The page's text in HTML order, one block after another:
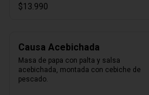
$13.990
Causa Acebichada
Masa de papa con palta y salsa
acebichada, montada con cebiche de
pescado.